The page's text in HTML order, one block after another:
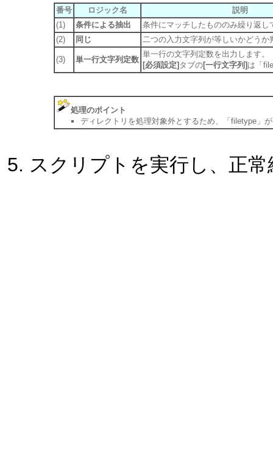
番号 ロジック名
説明
(1)
条件による抽出
条件にマッチしたもののみ繰り返し
(2)
同じ 二つの入力文字列が等しいかどうか
(3) 単一行文字列定数
単一行の文字列定数を出力します。
[必須設定] タブの[一行文字列] は「
処理のポイント
ディレクトリを処理対象外とするため、「filetype」
スクリプトを実行し、正